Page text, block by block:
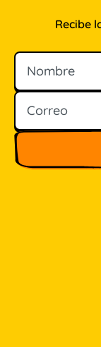
Recibe
Nombre
Correo